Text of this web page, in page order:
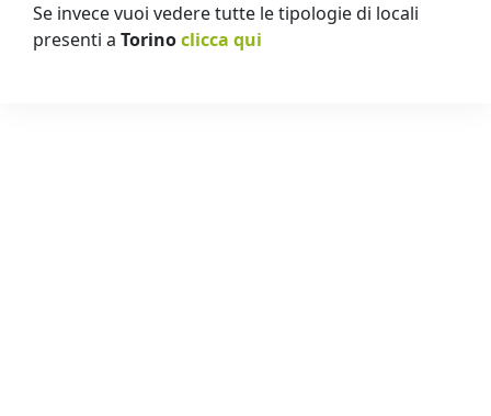
Se invece vuoi vedere tutte le tipologie di locali
presenti a Torinoclicca qui